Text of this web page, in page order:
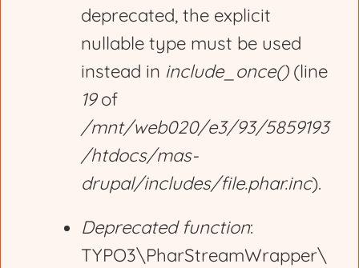
deprecated, the explicit
nullable type must be used
instead in include_once()(line
19of
/mnt/web020/e3/93/5859193
/htdocs/mas-
drupal/includes/file.phar.inc).
Deprecated function:
TYPO3\PharStreamWrapper\